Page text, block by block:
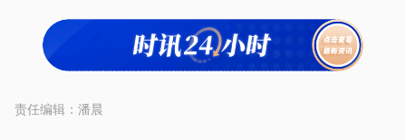
责任编辑： 潘晨